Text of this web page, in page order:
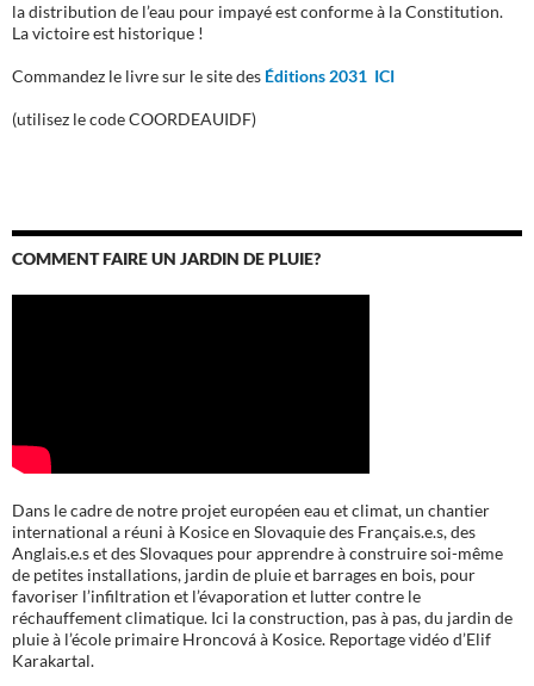
la distribution de l’eau pour impayé est conforme à la Constitution.
La victoire est historique !
Commandez le livre sur le site des Éditions 2031 ICI
(utilisez le code COORDEAUIDF)
COMMENT FAIRE UN JARDIN DE PLUIE?
Dans le cadre de notre projet européen eau et climat, un chantier
international a réuni à Kosice en Slovaquie des Français.e.s, des
Anglais.e.s et des Slovaques pour apprendre à construire soi-même
de petites installations, jardin de pluie et barrages en bois, pour
favoriser l’infiltration et l’évaporation et lutter contre le
réchauffement climatique. Ici la construction, pas à pas, du jardin de
pluie à l’école primaire Hroncová à Kosice. Reportage vidéo d’Elif
Karakartal.